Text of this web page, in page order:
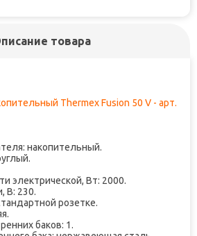
товара
Thermex Fusion 50 V - арт.
накопительный.
электрической, Вт: 2000.
В: 230.
розетке.
баков: 1.